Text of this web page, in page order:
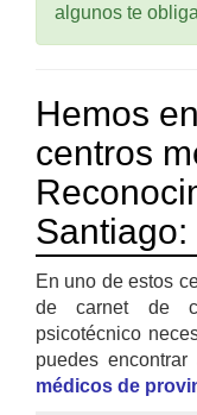
algunos te
Hemos
centros
Santiago:
En uno de estos
de carnet de
psicotécnico
puedes encontrar
médicos de